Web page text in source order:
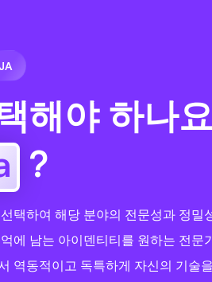
해야 하나
?
택하여 해당 분야의 전문성과 정밀
에 남는 아이덴티티를 원하는 전문
역동적이고 독특하게 자신의 기술